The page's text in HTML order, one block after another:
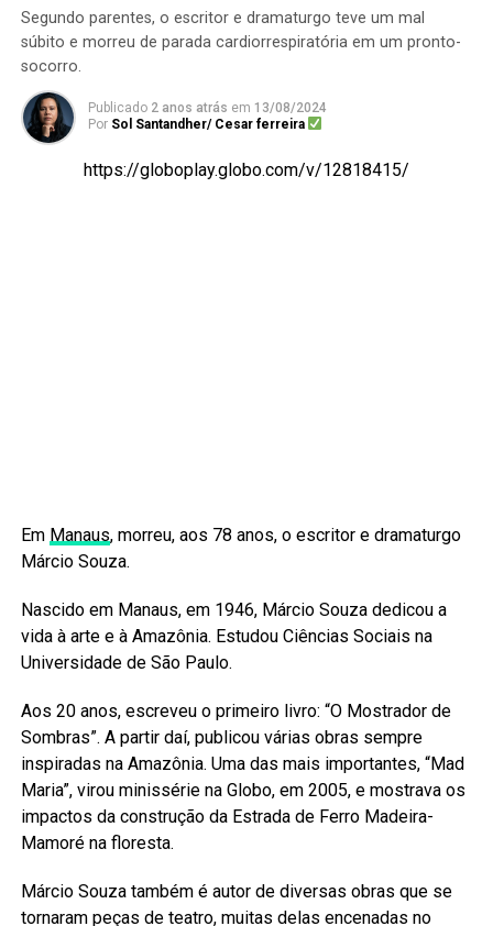
Segundo parentes, o escritor e dramaturgo teve um mal
súbito e morreu de parada cardiorrespiratória em um pronto-
socorro.
Publicado 2 anos atrás em 13/08/2024
Por Sol Santandher/ Cesar ferreira
https://globoplay.globo.com/v/12818415/
Em Manaus, morreu, aos 78 anos, o escritor e dramaturgo
Márcio Souza.
Nascido em Manaus, em 1946, Márcio Souza dedicou a
vida à arte e à Amazônia. Estudou Ciências Sociais na
Universidade de São Paulo.
Aos 20 anos, escreveu o primeiro livro: “O Mostrador de
Sombras”. A partir daí, publicou várias obras sempre
inspiradas na Amazônia. Uma das mais importantes, “Mad
Maria”, virou minissérie na Globo, em 2005, e mostrava os
impactos da construção da Estrada de Ferro Madeira-
Mamoré na floresta.
Márcio Souza também é autor de diversas obras que se
tornaram peças de teatro, muitas delas encenadas no